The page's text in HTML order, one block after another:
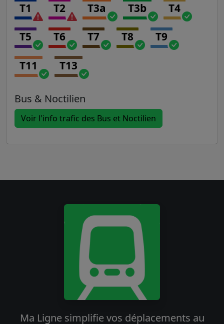
T1 T2 T3a T3b T4
T5 T6 T7 T8 T9
T11 T13
Bus & Noctilien
Voir l'info trafic des Bus et Noctilien
Ma Ligne simplifie vos déplacements au